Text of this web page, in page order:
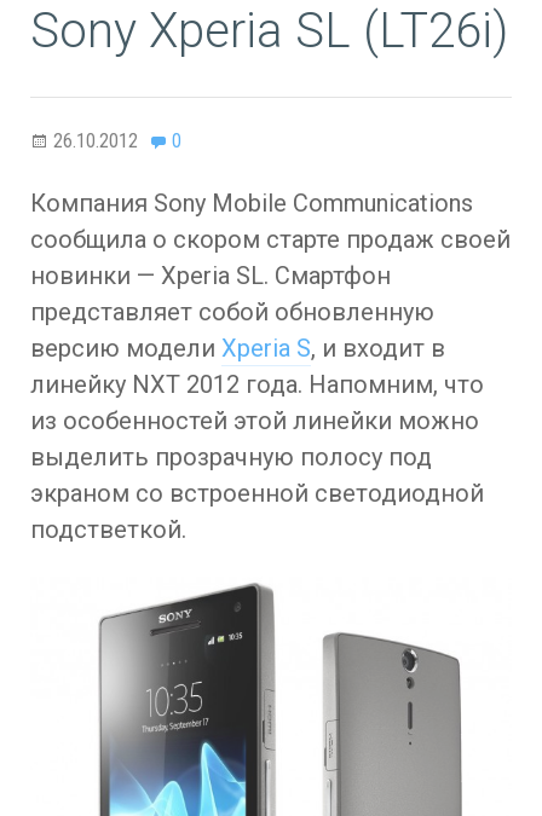
Sony Xperia SL (LT26i)
26.10.2012 0
Компания Sony Mobile Communications
сообщила о скором старте продаж своей
новинки — Xperia SL. Смартфон
представляет собой обновленную
версию модели Xperia S, и входит в
линейку NXT 2012 года. Напомним, что
из особенностей этой линейки можно
выделить прозрачную полосу под
экраном со встроенной светодиодной
подстветкой.